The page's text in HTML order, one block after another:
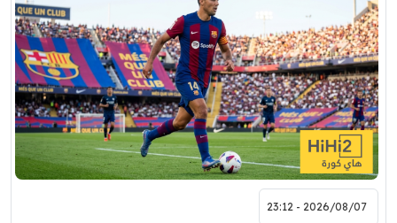
2026/08/07 - 23:12